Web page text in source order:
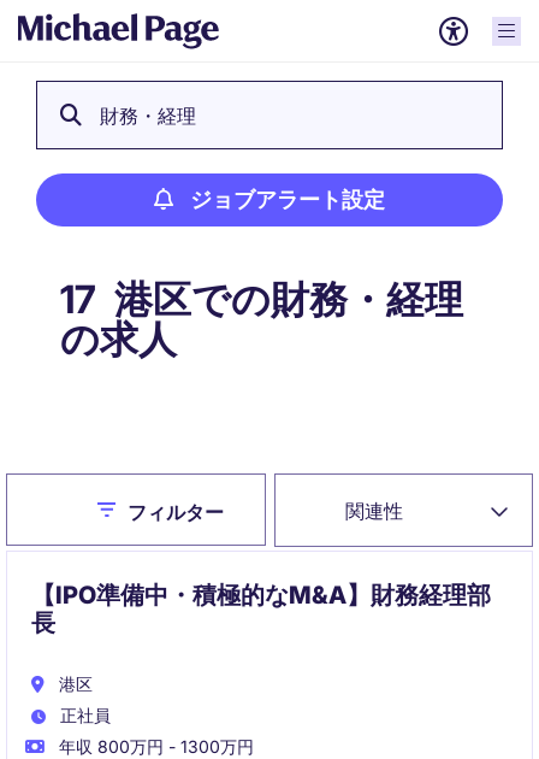
財務・経理
ジョブアラート設定
17 港区での財務・経理
の求人
関連性
Closeフィルター
【IPO準備中・積極的なM&A】財務経理部
長
港区
正社員
年収 800万円 - 1300万円